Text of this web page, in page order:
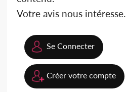
Votre avis nous intéresse.
Se Connecter
Créer votre compte